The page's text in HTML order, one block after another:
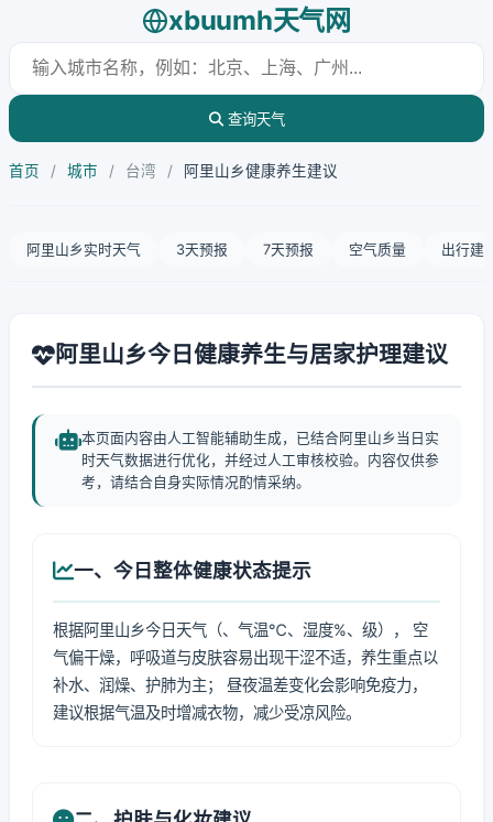
xbuumh天气网
查询天气
首页 / 城市 / 台湾 / 阿里山乡健康养生建议
阿里山乡实时天气 3天预报 7天预报 空气质量 出行建
阿里山乡今日健康养生与居家护理建议
本页面内容由人工智能辅助生成，已结合阿里山乡当日实
时天气数据进行优化，并经过人工审核校验。内容仅供参
考，请结合自身实际情况酌情采纳。
一、今日整体健康状态提示
根据阿里山乡今日天气（、气温℃、湿度%、级）， 空
气偏干燥，呼吸道与皮肤容易出现干涩不适，养生重点以
补水、润燥、护肺为主； 昼夜温差变化会影响免疫力，
建议根据气温及时增减衣物，减少受凉风险。